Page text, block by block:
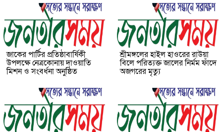
জাকের পার্টির প্রতিষ্ঠাবার্ষিকী
উপলক্ষে নেত্রকোনায় দাওয়াতি
মিশন ও সংবর্ধনা অনুষ্ঠিত
শ্রীমঙ্গলের হাইল হাওরের রাউয়া
বিলে পরিত্যক্ত জালের নির্মম ফাঁদে
অজগরের মৃত্যু